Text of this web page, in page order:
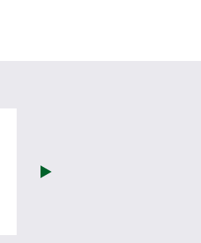
(nouvelle fenêtre)
visiter les site de Unea (nouvelle